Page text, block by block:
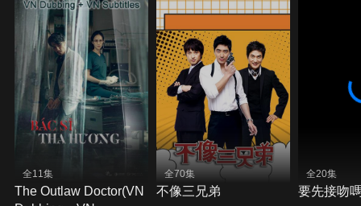
全11集
The Outlaw Doctor(VN
全70集
不像三兄弟
全20集
要先接吻